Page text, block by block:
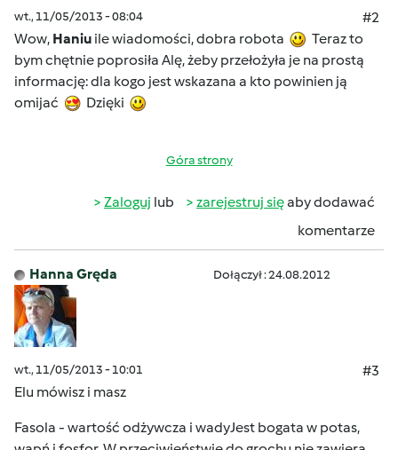
wt., 11/05/2013 - 08:04
#2
Wow, Haniu ile wiadomości, dobra robota
Teraz to
bym chętnie poprosiła Alę, żeby przełożyła je na prostą
informację: dla kogo jest wskazana a kto powinien ją
omijać
Dzięki
Góra strony
Zaloguj lub zarejestruj sięaby dodawać
komentarze
Hanna Gręda Dołączył : 24.08.2012
wt., 11/05/2013 - 10:01
#3
Elu mówisz i masz
Fasola - wartość odżywcza i wadyJest bogata w potas,